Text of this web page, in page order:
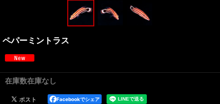
ペパーミントラス
在庫数在庫なし
Facebookでシェア